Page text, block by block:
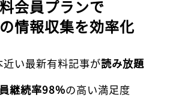
会員プランで
情報収集を効率化
い最新有料記事が読み放題
継続率98%の高い満足度